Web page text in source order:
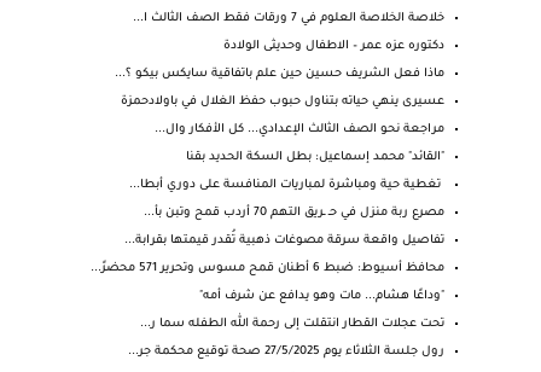
خلاصة الخلاصة العلوم في 7 ورقات فقط الصف الثالث ا...
دكتوره عزه عمر – الاطفال وحديثى الولادة
ماذا فعل الشريف حسين حين علم باتفاقية سايكس بيكو ؟...
عسيرى ينهي حياته بتناول حبوب حفظ الغلال في باولادحمزة
مراجعة نحو الصف الثالث الإعدادي... كل الأفكار وال...
"القائد" محمد إسماعيل: بطل السكة الحديد بقنا
تغطية حية ومباشرة لمباريات المنافسة على دوري أبطا...
مصرع ربة منزل في حـ ـريق التهم 70 أردب قمح وتبن بأ...
تفاصيل واقعة سرقة مصوغات ذهبية تُقدر قيمتها بقرابة...
محافظ أسيوط: ضبط 6 أطنان قمح مسوس وتحرير 571 محضرً...
"وداعًا هشام... مات وهو يدافع عن شرف أمه"
تحت عجلات القطار انتقلت إلى رحمة الله الطفله سما ر...
رول جلسة الثلاثاء يوم 27/5/2025 صحة توقيع محكمة جر...